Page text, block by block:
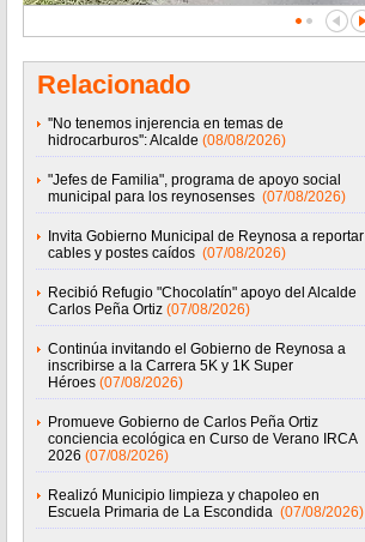
Relacionado
''No tenemos injerencia en temas de
hidrocarburos'': Alcalde (08/08/2026)
"Jefes de Familia", programa de apoyo social
municipal para los reynosenses (07/08/2026)
Invita Gobierno Municipal de Reynosa a reportar
cables y postes caídos (07/08/2026)
Recibió Refugio "Chocolatín" apoyo del Alcalde
Carlos Peña Ortiz (07/08/2026)
Continúa invitando el Gobierno de Reynosa a
inscribirse a la Carrera 5K y 1K Super
Héroes (07/08/2026)
Promueve Gobierno de Carlos Peña Ortiz
conciencia ecológica en Curso de Verano IRCA
2026 (07/08/2026)
Realizó Municipio limpieza y chapoleo en
Escuela Primaria de La Escondida (07/08/2026)